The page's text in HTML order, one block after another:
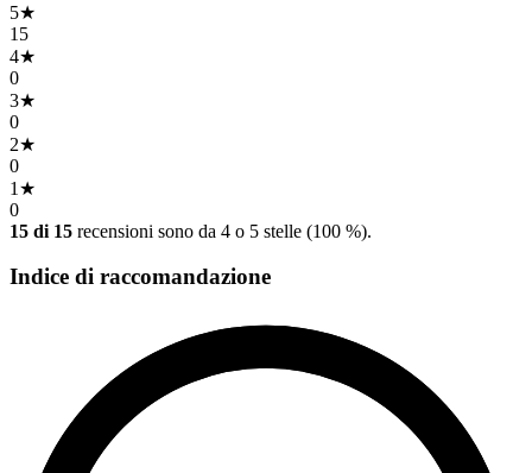
5★
15
4★
0
3★
0
2★
0
1 ★
0
15 di 15 recensioni sono da 4 o 5 stelle (100 %).
Indice di raccomandazione